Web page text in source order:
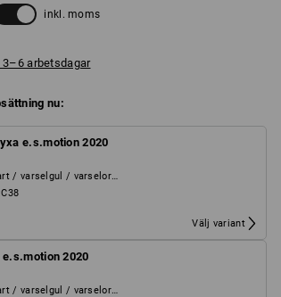
inkl. moms
3–6 arbetsdagar
nu:
e.s.motion 2020
svart / varselgul / varselorange
C38
Välj variant
2020
svart / varselgul / varselorange